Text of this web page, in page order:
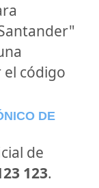
código
DE
de
123.